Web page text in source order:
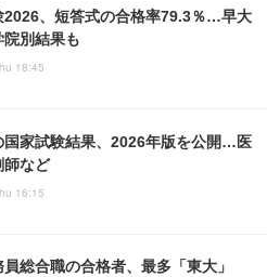
2026、短答式の合格率79.3％…早大
院別結果も
18:45
国家試験結果、2026年版を公開…医
師など
16:15
員総合職の合格者、最多「東大」